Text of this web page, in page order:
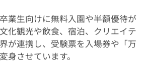
業生向けに無料入園や半額優待が
化観光や飲食、宿泊、クリエイテ
が連携し、受験票を入場券や「万
身させています。